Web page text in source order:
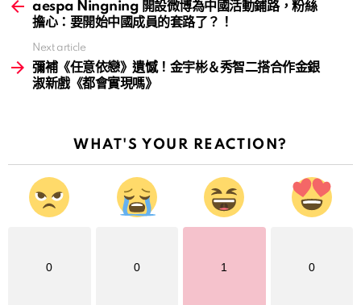
moreaespa Ningning 開設微博為中國活動鋪路，粉絲
擔心：要開始中國成員的套路了？！
Next article
彌補《任意依戀》遺憾！金宇彬＆秀智二搭合作金銀
淑新戲《都會實現嗎》
WHAT'S YOUR REACTION?
0 0 1 0